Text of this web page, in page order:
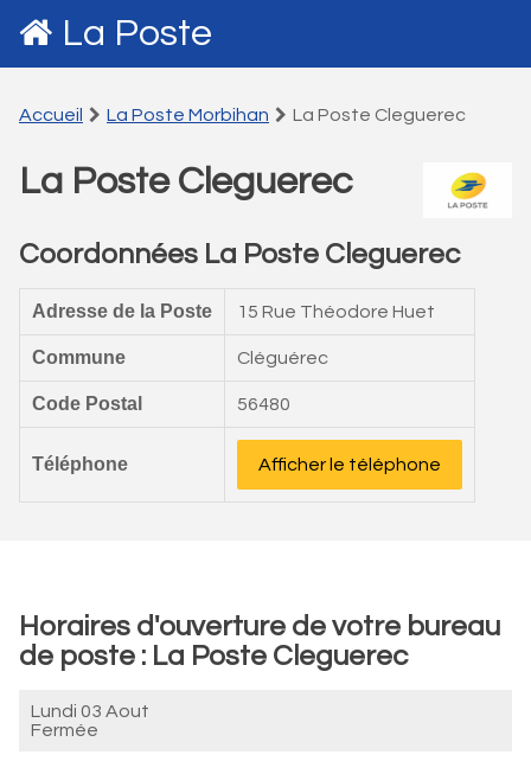
La Poste
Accueil La Poste Morbihan La Poste Cleguerec
La Poste Cleguerec
Coordonnées La Poste Cleguerec
Adresse de la Poste 15 Rue Théodore Huet
Commune Cléguérec
Code Postal 56480
Téléphone Afficher le téléphone
Horaires d'ouverture de votre bureau
de poste : La Poste Cleguerec
Lundi 03 Aout
Fermée